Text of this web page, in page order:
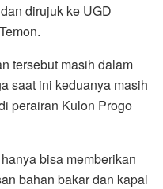
dirujuk ke UGD
tersebut masih dalam
saat ini keduanya masih
perairan Kulon Progo
bisa memberikan
bahan bakar dan kapal